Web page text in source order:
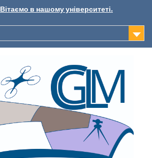
Вітаємо в нашому університеті.